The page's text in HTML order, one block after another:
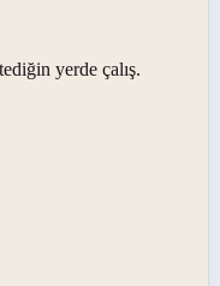
yerde çalış.